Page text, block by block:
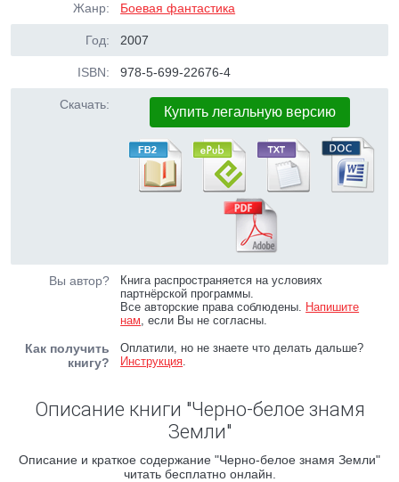
Жанр: Боевая фантастика
Год: 2007
ISBN: 978-5-699-22676-4
Скачать: Купить легальную версию
Вы автор?
Книга распространяется на условиях
партнёрской программы.
Все авторские права соблюдены. Напишите
нам, если Вы не согласны.
Как получить
книгу?
Оплатили, но не знаете что делать дальше?
Инструкция.
Описание книги "Черно-белое знамя
Земли"
Описание и краткое содержание "Черно-белое знамя Земли"
читать бесплатно онлайн.